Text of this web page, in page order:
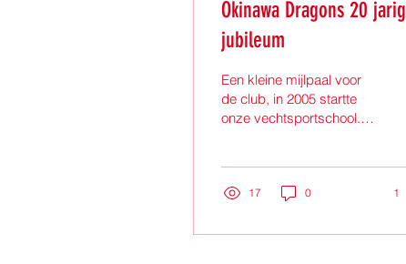
Okinawa Dragons 20 jarig
jubileum
Een kleine mijlpaal voor
de club, in 2005 startte
onze vechtsportschool.
17 0 1